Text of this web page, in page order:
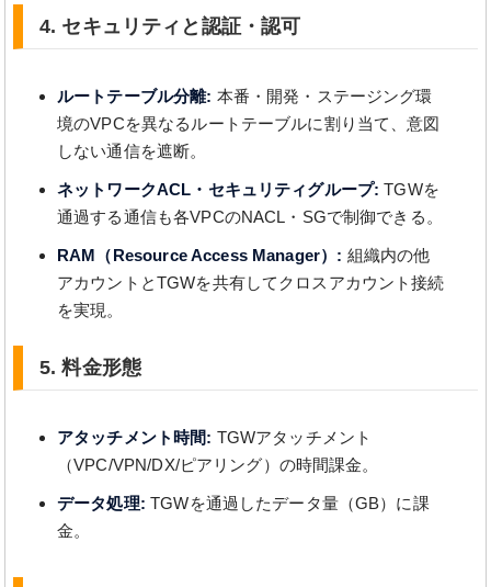
4. セキュリティと認証・認可
ルートテーブル分離: 本番・開発・ステージング環
境のVPCを異なるルートテーブルに割り当て、意図
しない通信を遮断。
ネットワークACL・セキュリティグループ: TGWを
通過する通信も各VPCのNACL・SGで制御できる。
RAM（Resource Access Manager）: 組織内の他
アカウントとTGWを共有してクロスアカウント接続
を実現。
5. 料金形態
アタッチメント時間: TGWアタッチメント
（VPC/VPN/DX/ピアリング）の時間課金。
データ処理: TGWを通過したデータ量（GB）に課
金。